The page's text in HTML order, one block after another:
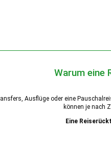
Warum eine
Ausflüge oder eine
können je nach
Eine